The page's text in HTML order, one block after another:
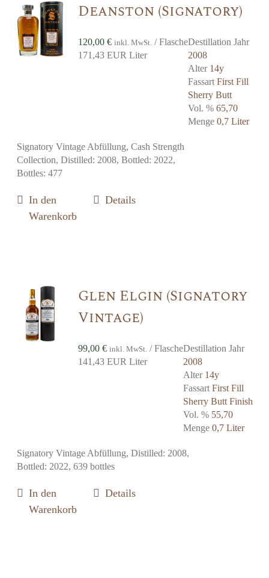
Deanston (Signatory)
120,00€ inkl. MwSt. / Flasche
171,43 EUR Liter
Destillation Jahr
2008
Alter 14y
FassartFirst Fill
Sherry Butt
Vol. %65,70
Menge0,7 Liter
Signatory Vintage Abfüllung, Cash Strength
Collection, Distilled: 2008, Bottled: 2022,
Bottles: 477
In den
Warenkorb
Details
Glen Elgin (Signatory
Vintage)
99,00€ inkl. MwSt. / Flasche
141,43 EUR Liter
Destillation Jahr
2008
Alter 14y
FassartFirst Fill
Sherry Butt Finish
Vol. % 55,70
Menge0,7 Liter
Signatory Vintage Abfüllung, Distilled: 2008,
Bottled: 2022, 639 bottles
In den
Warenkorb
Details